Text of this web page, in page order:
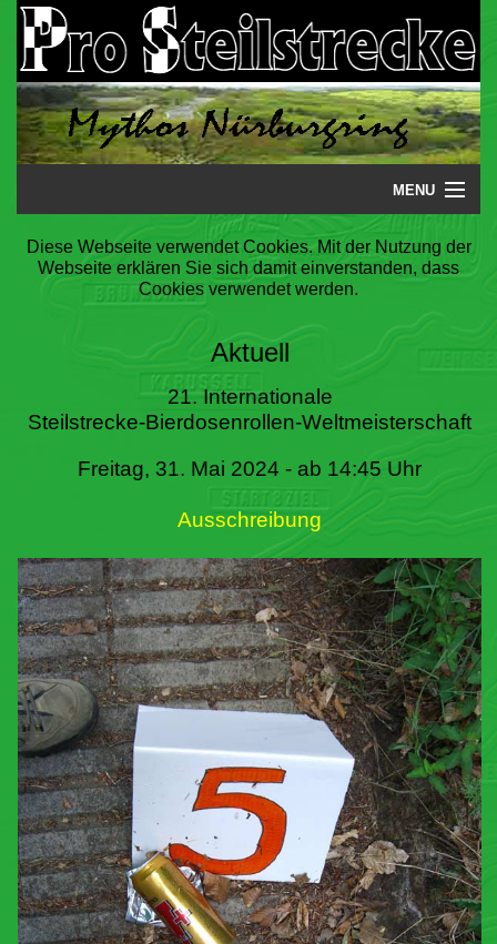
MENU
Startseite
Steilstrecke
Literatur
Termine
Diese Webseite verwendet Cookies. Mit der Nutzung der
Webseite erklären Sie sich damit einverstanden, dass
Cookies verwendet werden.
Aktuell
21. Internationale
Steilstrecke-Bierdosenrollen-Weltmeisterschaft
Freitag, 31. Mai 2024 - ab 14:45 Uhr
Ausschreibung